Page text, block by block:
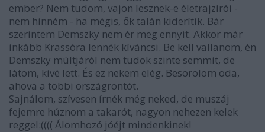
ember? Nem tudom, vajon lesznek-e életrajzírói -
nem hinném - ha mégis, ők talán kiderítik. Bár
szerintem Demszky nem ér meg ennyit. Akkor már
inkább Krassóra lennék kíváncsi. Be kell vallanom, én
Demszky múltjáról nem tudok szinte semmit, de
látom, kivé lett. És ez nekem elég. Besorolom oda,
ahova a többi országrontót.
Sajnálom, szívesen írnék még neked, de muszáj
fejemre húznom a takarót, nagyon nehezen kelek
reggel:(((( Álomhozó jóéjt mindenkinek!